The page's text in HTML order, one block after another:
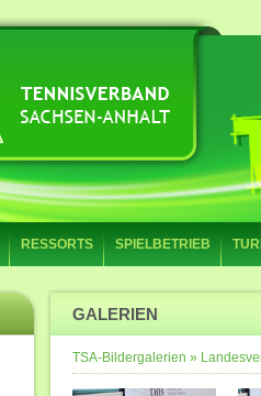
RESSORTS SPIELBETRIEB
GALERIEN
TSA-Bildergalerien »